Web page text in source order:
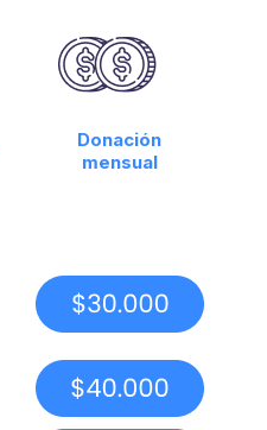
Donación
mensual